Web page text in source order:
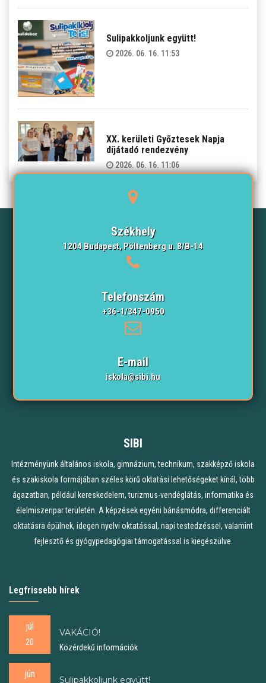
Sulipakkoljunk együtt!
2026. 06. 16. 11:53
XX. kerületi Győztesek Napja
díjátadó rendezvény
2026. 06. 16. 11:06
Székhely
1204 Budapest, Pöltenberg u. 8/B-14
Telefonszám
+36-1/347-0950
E-mail
iskola@sibi.hu
SIBI
Intézményünk általános iskola, gimnázium, technikum, szakképző iskola
és szakiskola formájában széles körű oktatási lehetőségeket kínál, több
ágazatban, például kereskedelem, turizmus-vendéglátás, informatika és
élelmiszeripar területén. A képzések egyéni bánásmódra, differenciált
oktatásra épülnek, idegen nyelvi oktatással, napi testedzéssel, valamint
fejlesztő és gyógypedagógiai támogatással is kiegészülve.
Legfrissebb hírek
júl
20
VAKÁCIÓ!
Közérdekű információk
jún
Sulipakkoljunk együtt!